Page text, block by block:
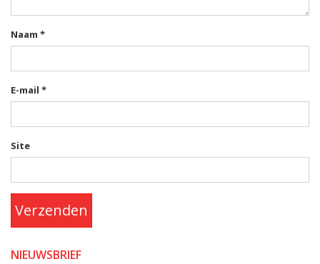
Naam *
E-mail *
Site
Verzenden
NIEUWSBRIEF